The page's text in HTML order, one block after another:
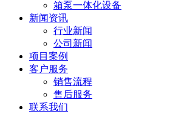
箱泵一体化设备
新闻资讯
行业新闻
公司新闻
项目案例
客户服务
销售流程
售后服务
联系我们